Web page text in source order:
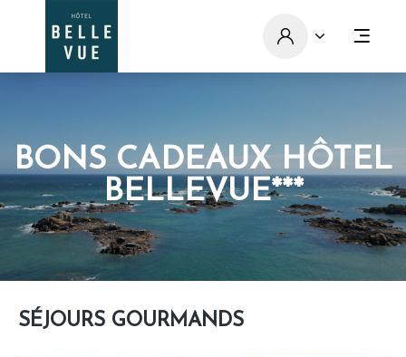
BONS CADEAUX HÔTEL
BELLEVUE***
SÉJOURS GOURMANDS